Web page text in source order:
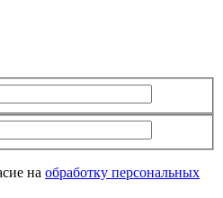
на обработку персональных